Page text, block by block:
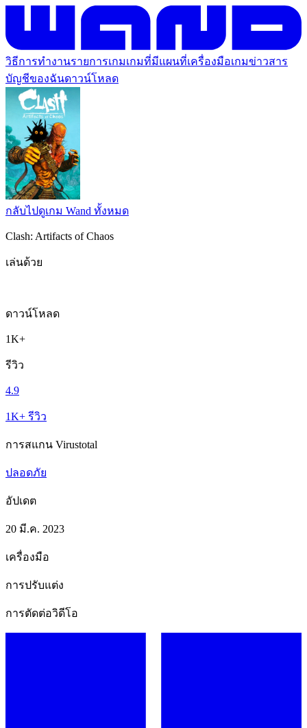
วิธีการทำงานรายการเกมเกมที่มีแผนที่เครื่องมือเกมข่าวสาร
บัญชีของฉันดาวน์โหลด
กลับไปดูเกม Wand ทั้งหมด
Clash: Artifacts of Chaos
เล่นด้วย
ดาวน์โหลด
1K+
รีวิว
4.9
1K+ รีวิว
การสแกน Virustotal
ปลอดภัย
อัปเดต
20 มี.ค. 2023
เครื่องมือ
การปรับแต่ง
การตัดต่อวิดีโอ